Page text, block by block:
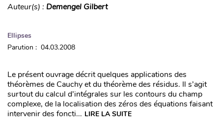
Auteur(s) : Demengel Gilbert
Ellipses
Parution : 04.03.2008
Le présent ouvrage décrit quelques applications des
théorèmes de Cauchy et du théorème des résidus. Il s’agit
surtout du calcul d’intégrales sur les contours du champ
complexe, de la localisation des zéros des équations faisant
intervenir des foncti... LIRE LA SUITE